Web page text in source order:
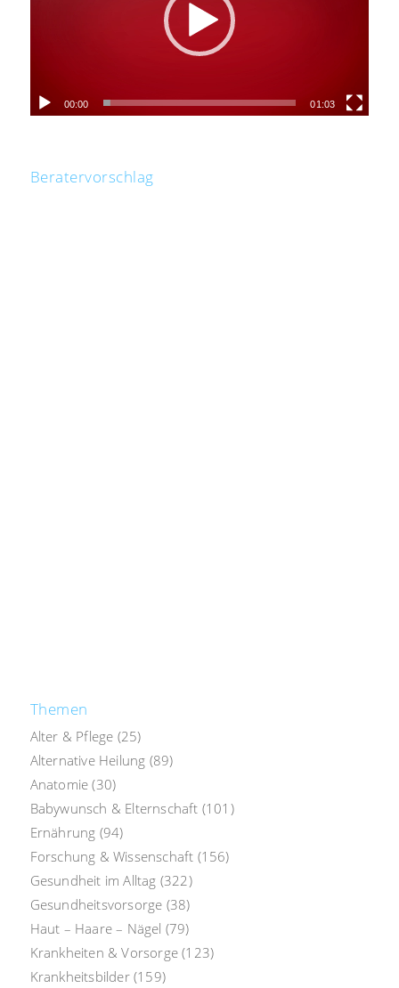
00:00 01:03
Beratervorschlag
Themen
Alter & Pflege (25)
Alternative Heilung (89)
Anatomie (30)
Babywunsch & Elternschaft (101)
Ernährung (94)
Forschung & Wissenschaft (156)
Gesundheit im Alltag (322)
Gesundheitsvorsorge (38)
Haut – Haare – Nägel (79)
Krankheiten & Vorsorge (123)
Krankheitsbilder(159)